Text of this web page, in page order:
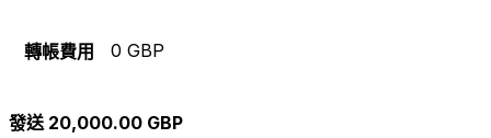
轉帳費用 0 GBP
發送 20,000.00 GBP